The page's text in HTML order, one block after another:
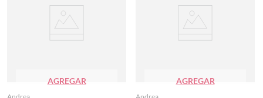
AGREGAR AGREGAR